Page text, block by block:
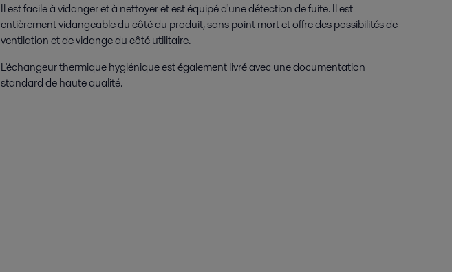
Il est facile à vidanger et à nettoyer et est équipé d'une détection de fuite. Il est
entièrement vidangeable du côté du produit, sans point mort et offre des possibilités de
ventilation et de vidange du côté utilitaire.
L'échangeur thermique hygiénique est également livré avec une documentation
standard de haute qualité.